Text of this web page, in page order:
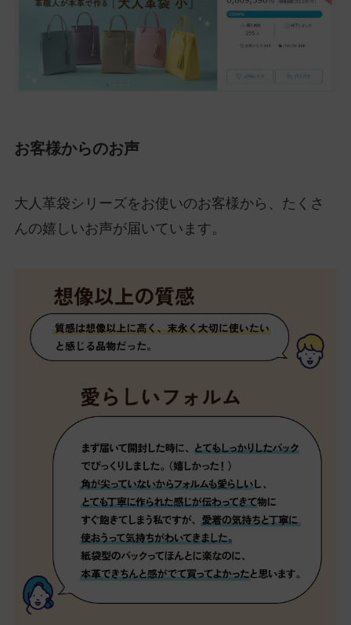
お客様からのお声
大人革袋シリーズをお使いのお客様から、たくさ
んの嬉しいお声が届いています。